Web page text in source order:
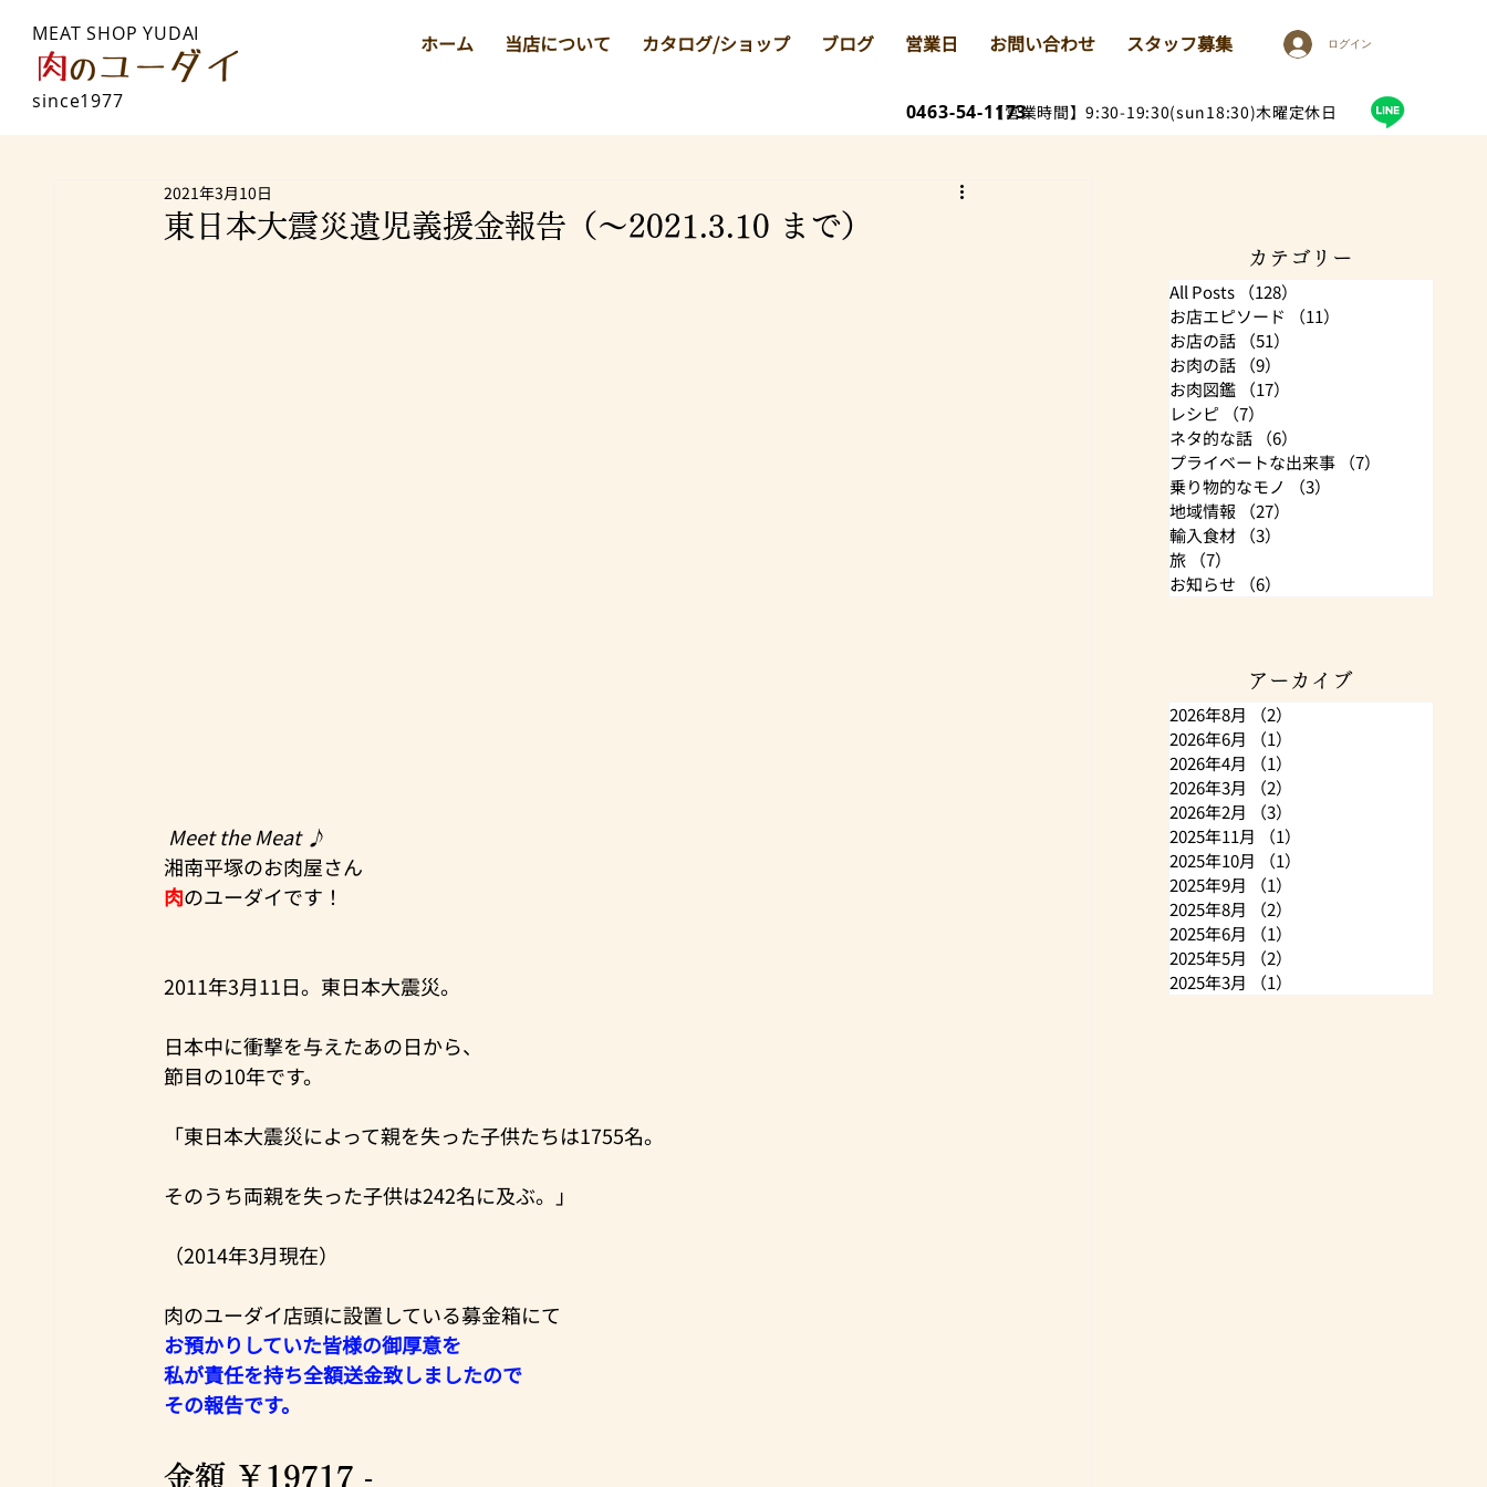
0463-54-1173【営業時間】9:30-19:30(sun18:30)木曜定休日
MEAT SHOP YUDAI
since1977
ホーム 当店について カタログ/ショップ ブログ 営業日 お問い合わせ スタッフ募集 ログイン
東日本大震災遺児義援金報告（～2021.3.10 まで）
2021年3月10日
Meet the Meat ♪
湘南平塚のお肉屋さん
肉のユーダイです！
2011年3月11日。東日本大震災。
日本中に衝撃を与えたあの日から、
節目の10年です。
「東日本大震災によって親を失った子供たちは1755名。
そのうち両親を失った子供は242名に及ぶ。」
（2014年3月現在）
肉のユーダイ店頭に設置している募金箱にて
お預かりしていた皆様の御厚意を
私が責任を持ち全額送金致しましたので
その報告です。
金額 ￥19717 -
カテゴリー
All Posts （128）
お店エピソード
（11）
お店の話
（51）
お肉の話
（9）
お肉図鑑
（17）
レシピ
（7）
ネタ的な話
（6）
プライベートな出来事
（7）
乗り物的なモノ
（3）
地域情報
（27）
輸入食材
（3）
旅
（7）
お知らせ
（6）
アーカイブ
2026年8月 （2）
2026年6月
（1）
2026年4月
（1）
2026年3月
（2）
2026年2月
（3）
2025年11月
（1）
2025年10月
（1）
2025年9月
（1）
2025年8月
（2）
2025年6月
（1）
2025年5月
（2）
2025年3月
（1）